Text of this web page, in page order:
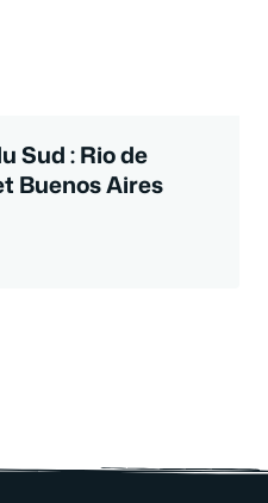
Sud : Rio de
Buenos Aires